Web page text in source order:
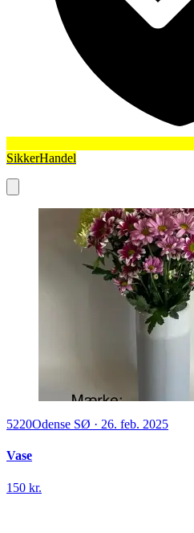
SikkerHandel
5220Odense SØ · 26. feb. 2025
Vase
150 kr.